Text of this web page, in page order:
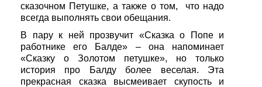
сказочном Петушке, а также о том, что надо
всегда выполнять свои обещания.
В пару к ней прозвучит «Сказка о Попе и
работнике его Балде» – она напоминает
«Сказку о Золотом петушке», но только
история про Балду более веселая. Эта
прекрасная сказка высмеивает скупость и